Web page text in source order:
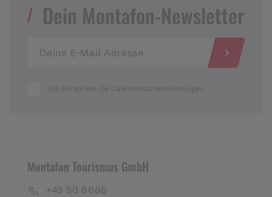
Dein Montafon-Newsletter
Ich akzeptiere die Datenschutzbestimmungen
Montafon Tourismus GmbH
+43 50 6686